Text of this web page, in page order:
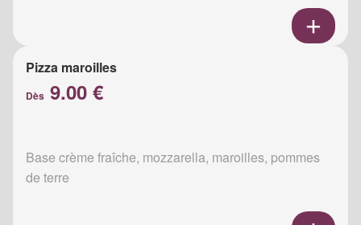
Pizza maroilles
Dès 9.00 €
Base crème fraîche, mozzarella, maroilles, pommes
de terre